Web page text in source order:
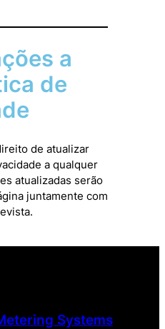
a
de
de atualizar
a qualquer
atualizadas serão
juntamente com
Systems